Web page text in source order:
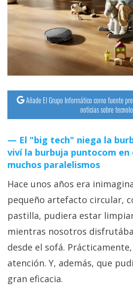
Operadores
Trucos
y
Tutoriales
Ciberseguridad
Sistemas
operativos
Profesional
+
Más
temas
Sorteos
Añade El Grupo Informático como fuente
noticias sobre
El "big tech" niega la
viví la burbuja puntocom en
muchos paralelismos
Hace unos años era
pequeño artefacto circular,
pastilla, pudiera estar
mientras nosotros
desde el sofá.
atención. Y, además, que
gran eficacia.